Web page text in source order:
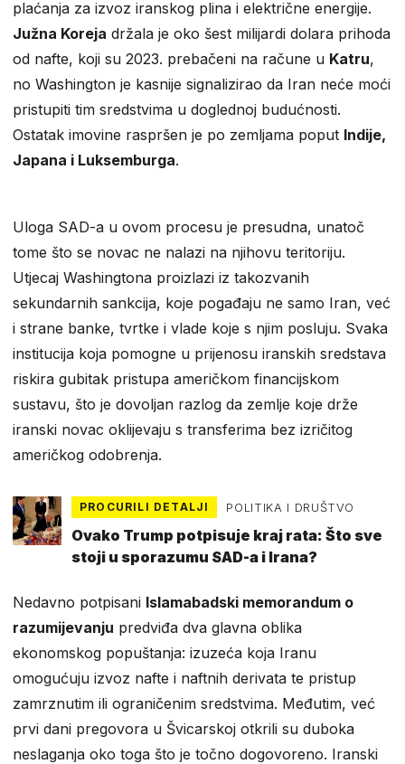
plaćanja za izvoz iranskog plina i električne energije.
Južna Koreja držala je oko šest milijardi dolara prihoda
od nafte, koji su 2023. prebačeni na račune u Katru,
no Washington je kasnije signalizirao da Iran neće moći
pristupiti tim sredstvima u doglednoj budućnosti.
Ostatak imovine raspršen je po zemljama poput Indije,
Japana i Luksemburga.
Uloga SAD-a u ovom procesu je presudna, unatoč
tome što se novac ne nalazi na njihovu teritoriju.
Utjecaj Washingtona proizlazi iz takozvanih
sekundarnih sankcija, koje pogađaju ne samo Iran, već
i strane banke, tvrtke i vlade koje s njim posluju. Svaka
institucija koja pomogne u prijenosu iranskih sredstava
riskira gubitak pristupa američkom financijskom
sustavu, što je dovoljan razlog da zemlje koje drže
iranski novac oklijevaju s transferima bez izričitog
američkog odobrenja.
PROCURILI DETALJI POLITIKA I DRUŠTVO
Ovako Trump potpisuje kraj rata: Što sve
stoji u sporazumu SAD-a i Irana?
Nedavno potpisani Islamabadski memorandum o
razumijevanju predviđa dva glavna oblika
ekonomskog popuštanja: izuzeća koja Iranu
omogućuju izvoz nafte i naftnih derivata te pristup
zamrznutim ili ograničenim sredstvima. Međutim, već
prvi dani pregovora u Švicarskoj otkrili su duboka
neslaganja oko toga što je točno dogovoreno. Iranski